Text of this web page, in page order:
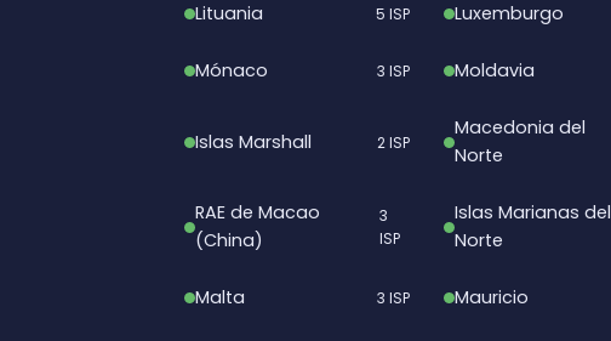
Lituania 5 ISP Luxemburgo
Mónaco 3 ISP Moldavia
Islas Marshall 2 ISP
Macedonia del
Norte
RAE de Macao
(China)
3
ISP
Islas Marianas del
Norte
Malta 3 ISP Mauricio